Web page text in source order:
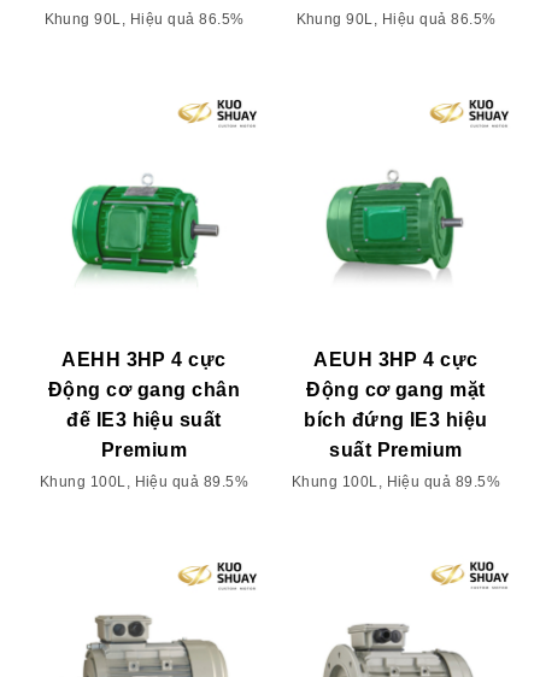
Khung 90L, Hiệu quả 86.5% Khung 90L, Hiệu quả 86.5%
AEHH 3HP 4 cực
Động cơ gang chân
đế IE3 hiệu suất
Premium
Khung 100L, Hiệu quả 89.5%
AEUH 3HP 4 cực
Động cơ gang mặt
bích đứng IE3 hiệu
suất Premium
Khung 100L, Hiệu quả 89.5%